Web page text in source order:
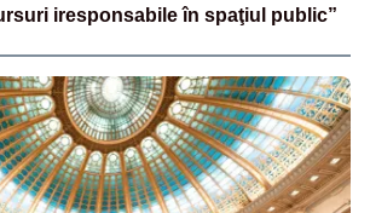
iresponsabile în spaţiul public”